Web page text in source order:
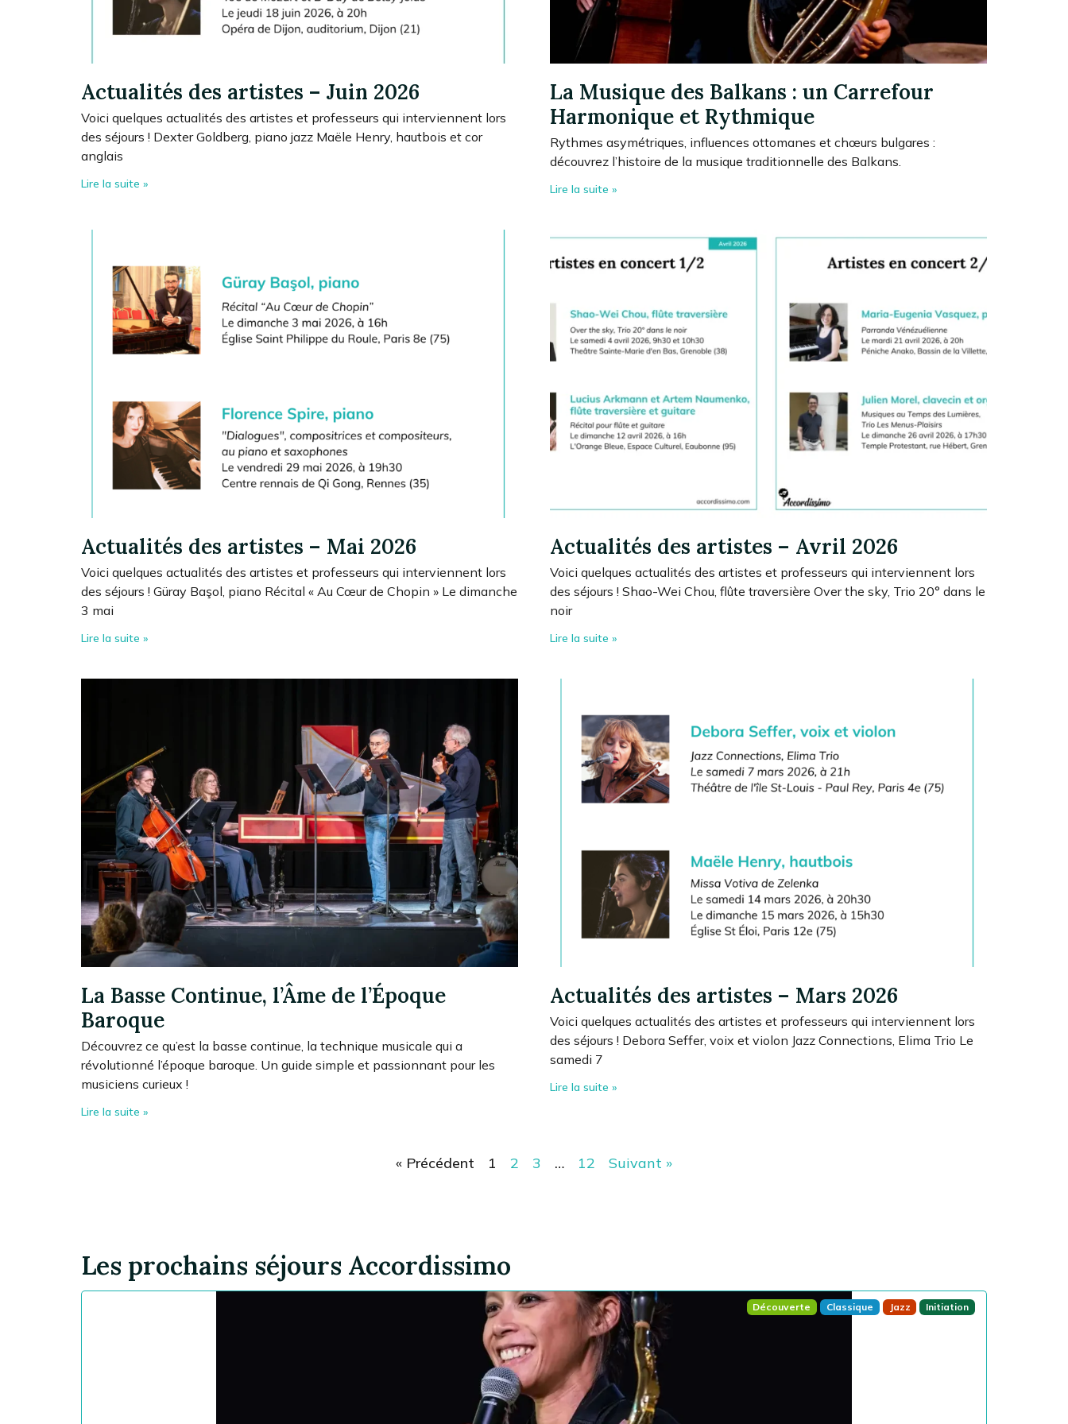
Actualités des artistes – Juin 2026
Voici quelques actualités des artistes et professeurs qui interviennent lors
des séjours ! Dexter Goldberg, piano jazz Maële Henry, hautbois et cor
anglais
Lire la suite »
La Musique des Balkans : un Carrefour
Harmonique et Rythmique
Rythmes asymétriques, influences ottomanes et chœurs bulgares :
découvrez l’histoire de la musique traditionnelle des Balkans.
Lire la suite »
Actualités des artistes – Mai 2026
Voici quelques actualités des artistes et professeurs qui interviennent lors
des séjours ! Güray Başol, piano Récital « Au Cœur de Chopin » Le dimanche
3 mai
Lire la suite »
Actualités des artistes – Avril 2026
Voici quelques actualités des artistes et professeurs qui interviennent lors
des séjours ! Shao-Wei Chou, flûte traversière Over the sky, Trio 20° dans le
noir
Lire la suite »
La Basse Continue, l’Âme de l’Époque
Baroque
Découvrez ce qu’est la basse continue, la technique musicale qui a
révolutionné l’époque baroque. Un guide simple et passionnant pour les
musiciens curieux !
Lire la suite »
Actualités des artistes – Mars 2026
Voici quelques actualités des artistes et professeurs qui interviennent lors
des séjours ! Debora Seffer, voix et violon Jazz Connections, Elima Trio Le
samedi 7
Lire la suite »
« Précédent 1 2 3 … 12 Suivant »
Les prochains séjours Accordissimo
Découverte Classique Jazz Initiation